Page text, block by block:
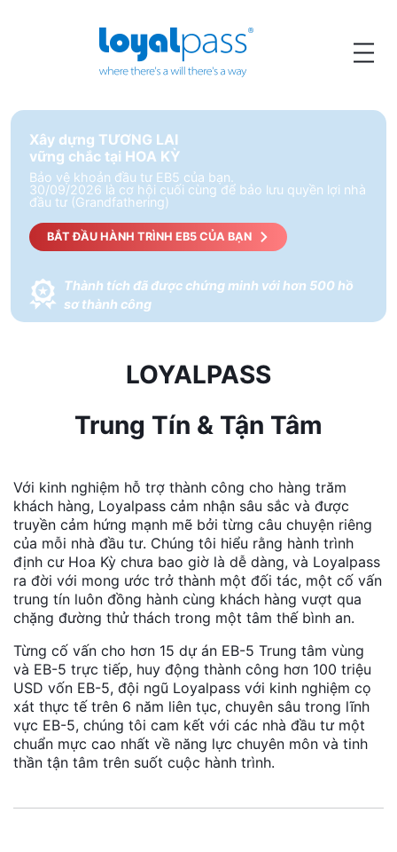
Xây dựng TƯƠNG LAI
vững chắc tại HOA KỲ
Bảo vệ khoản đầu tư EB5 của bạn.
30/09/2026 là cơ hội cuối cùng để bảo lưu quyền lợi nhà
đầu tư (Grandfathering)
BẮT ĐẦU HÀNH TRÌNH EB5 CỦA BẠN
Thành tích đã được chứng minh với hơn 500 hồ
sơ thành công
LOYALPASS
Trung Tín & Tận Tâm
Với kinh nghiệm hỗ trợ thành công cho hàng trăm
khách hàng, Loyalpass cảm nhận sâu sắc và được
truyền cảm hứng mạnh mẽ bởi từng câu chuyện riêng
của mỗi nhà đầu tư. Chúng tôi hiểu rằng hành trình
định cư Hoa Kỳ chưa bao giờ là dễ dàng, và Loyalpass
ra đời với mong ước trở thành một đối tác, một cố vấn
trung tín luôn đồng hành cùng khách hàng vượt qua
chặng đường thử thách trong một tâm thế bình an.
Từng cố vấn cho hơn 15 dự án EB-5 Trung tâm vùng
và EB-5 trực tiếp, huy động thành công hơn 100 triệu
USD vốn EB-5, đội ngũ Loyalpass với kinh nghiệm cọ
xát thực tế trên 6 năm liên tục, chuyên sâu trong lĩnh
vực EB-5, chúng tôi cam kết với các nhà đầu tư một
chuẩn mực cao nhất về năng lực chuyên môn và tinh
thần tận tâm trên suốt cuộc hành trình.